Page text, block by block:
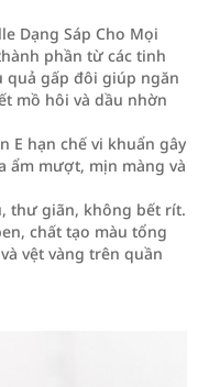
Dạng Sáp Cho Mọi
phần từ các tinh
quả gấp đôi giúp ngăn
mồ hôi và dầu nhờn
E hạn chế vi khuẩn gây
ẩm mượt, mịn màng và
thư giãn, không bết rít.
chất tạo màu tổng
vệt vàng trên quần